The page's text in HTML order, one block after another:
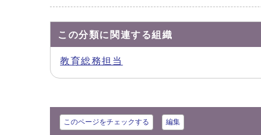
この分類に関連する組織
教育総務担当
このページをチェックする 編集